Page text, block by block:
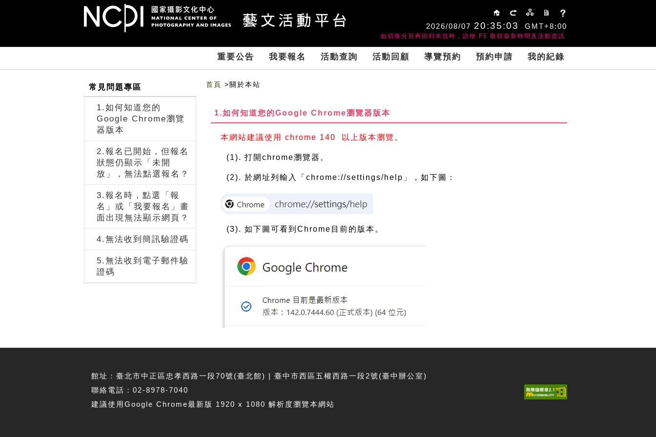
前往首頁
2026/08/07 20:35:04 GMT+8:00
如切換分頁再回到本頁時，請按 F5 取得最新時間及活動資訊
重要公告 我要報名 活動查詢 活動回顧 導覽預約 預約申請 我的紀錄
常見問題專區
1.如何知道您的
Google Chrome瀏覽
器版本
2.報名已開始，但報名
狀態仍顯示「未開
放」，無法點選報名？
3.報名時，點選「報
名」或「我要報名」畫
面出現無法顯示網頁？
4.無法收到簡訊驗證碼
5.無法收到電子郵件驗
證碼
首頁 >關於本站
1.如何知道您的Google Chrome瀏覽器版本
本網站建議使用 chrome 140 以上版本瀏覽。
(1). 打開chrome瀏覽器。
(2). 於網址列輸入「chrome://settings/help」，如下圖：
(3). 如下圖可看到Chrome目前的版本。
館址：臺北市中正區忠孝西路一段70號(臺北館) | 臺中市西區五權西路一段2號(臺中辦公室)
聯絡電話：02-8978-7040
建議使用Google Chrome最新版 1920 x 1080 解析度瀏覽本網站